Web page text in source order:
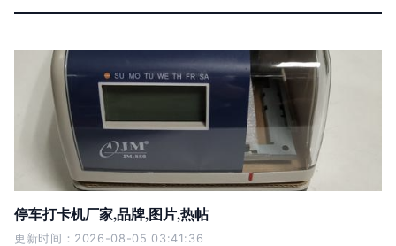
停车打卡机厂家,品牌,图片,热帖
更新时间：2026-08-05 03:41:36